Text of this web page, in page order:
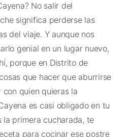
No salir del
significa perderse las
del viaje. Y aunque nos
genial en un lugar nuevo,
porque en Distrito de
que hacer que aburrirse
quien quieras la
es casi obligado en tu
la primera cucharada, te
para cocinar ese postre